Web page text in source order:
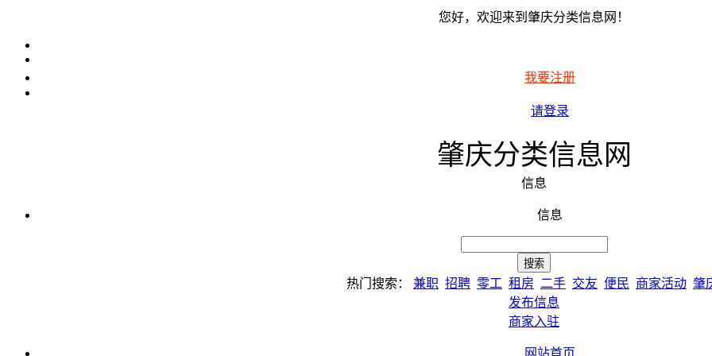
您好，欢迎来到肇庆分类信息网！
我要注册
请登录
肇庆分类信息网
信息
信息
热门搜索： 兼职 招聘 零工 租房 二手 交友 便民 商家活动 肇
发布信息
商家入驻
网站首页